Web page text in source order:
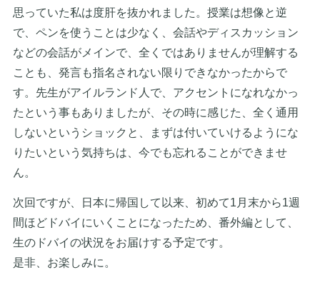
思っていた私は度肝を抜かれました。授業は想像と逆
で、ペンを使うことは少なく、会話やディスカッション
などの会話がメインで、全くではありませんが理解する
ことも、発言も指名されない限りできなかったからで
す。先生がアイルランド人で、アクセントになれなかっ
たという事もありましたが、その時に感じた、全く通用
しないというショックと、まずは付いていけるようにな
りたいという気持ちは、今でも忘れることができませ
ん。
次回ですが、日本に帰国して以来、初めて1月末から1週
間ほどドバイにいくことになったため、番外編として、
生のドバイの状況をお届けする予定です。
是非、お楽しみに。